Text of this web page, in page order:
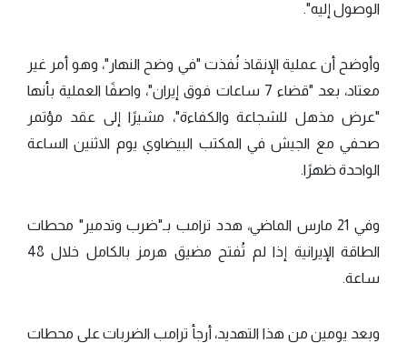
الوصول إليه".
وأوضح أن عملية الإنقاذ نُفذت "في وضح النهار"، وهو أمر غير
معتاد، بعد "قضاء 7 ساعات فوق إيران"، واصفًا العملية بأنها
"عرض مذهل للشجاعة والكفاءة"، مشيرًا إلى عقد مؤتمر
صحفي مع الجيش في المكتب البيضاوي يوم الاثنين الساعة
الواحدة ظهرًا.
وفي 21 مارس الماضي، هدد ترامب بـ"ضرب وتدمير" محطات
الطاقة الإيرانية إذا لم تُفتح مضيق هرمز بالكامل خلال 48
ساعة.
وبعد يومين من هذا التهديد، أرجأ ترامب الضربات على محطات